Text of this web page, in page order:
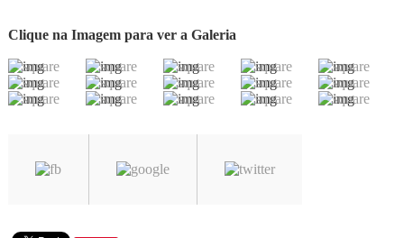
Clique na Imagem para ver a Galeria